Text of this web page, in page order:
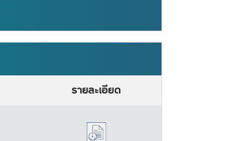
รายละเอียด